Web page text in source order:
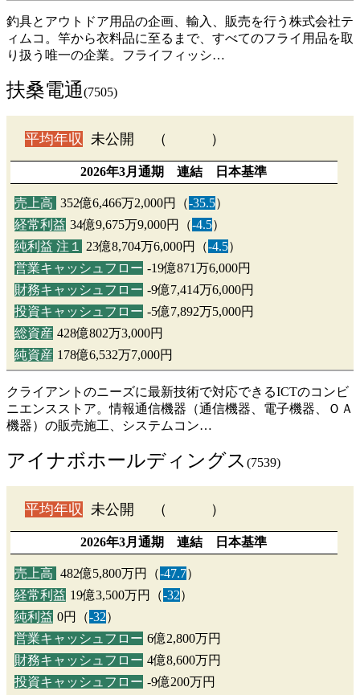
釣具とアウトドア用品の企画、輸入、販売を行う株式会社テ
ィムコ。竿から衣料品に至るまで、すべてのフライ用品を取
り扱う唯一の企業。フライフィッシ…
扶桑電通(7505)
平均年収 未公開 （ ）
2026年3月通期 連結 日本基準
売上高 352億6,466万2,000円（-35.5）
経常利益 34億9,675万9,000円（-4.5）
純利益 注１
23億8,704万6,000円（-4.5）
営業キャッシュフロー -19億871万6,000円
財務キャッシュフロー -9億7,414万6,000円
投資キャッシュフロー -5億7,892万5,000円
総資産 428億802万3,000円
純資産 178億6,532万7,000円
クライアントのニーズに最新技術で対応できるICTのコンビ
ニエンスストア。情報通信機器（通信機器、電子機器、ＯＡ
機器）の販売施工、システムコン…
アイナボホールディングス (7539)
平均年収 未公開 （ ）
2026年3月通期 連結 日本基準
売上高 482億5,800万円（-47.7）
経常利益 19億3,500万円（-32）
純利益 0円（-32）
営業キャッシュフロー 6億2,800万円
財務キャッシュフロー 4億8,600万円
投資キャッシュフロー -9億200万円